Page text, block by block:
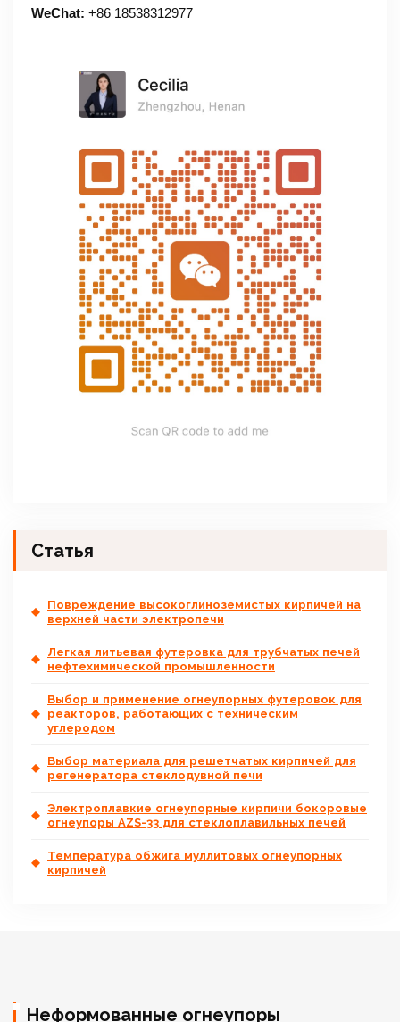
WeChat: +86 18538312977
Статья
Повреждение высокоглиноземистых кирпичей на
верхней части электропечи
Легкая литьевая футеровка для трубчатых печей
нефтехимической промышленности
Выбор и применение огнеупорных футеровок для
реакторов, работающих с техническим
углеродом
Выбор материала для решетчатых кирпичей для
регенератора стеклодувной печи
Электроплавкие огнеупорные кирпичи бокоровые
огнеупоры AZS-33 для стеклоплавильных печей
Температура обжига муллитовых огнеупорных
кирпичей
Неформованные огнеупоры